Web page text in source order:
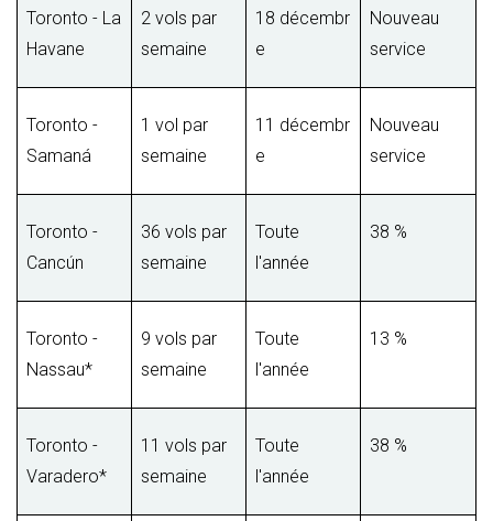
Toronto - La
Havane
2 vols par
semaine
18 décembr
e
Nouveau
service
Toronto -
Samaná
1 vol par
semaine
11 décembr
e
Nouveau
service
Toronto -
Cancún
36 vols par
semaine
Toute
l'année
38 %
Toronto -
Nassau*
9 vols par
semaine
Toute
l'année
13 %
Toronto -
Varadero*
11 vols par
semaine
Toute
l'année
38 %